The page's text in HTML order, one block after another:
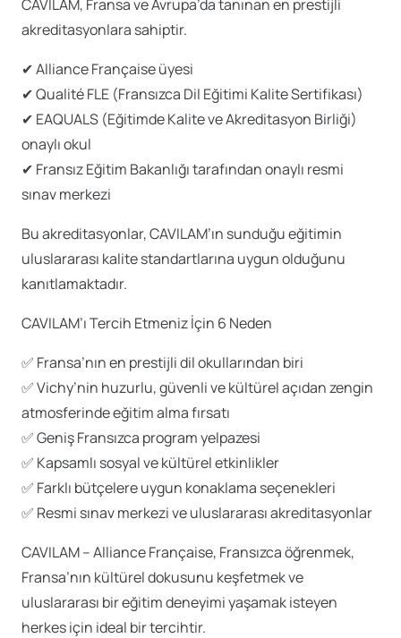
CAVILAM, Fransa ve Avrupa’da tanınan en prestijli
akreditasyonlara sahiptir.
✔ Alliance Française üyesi
✔ Qualité FLE (Fransızca Dil Eğitimi Kalite Sertifikası)
✔ EAQUALS (Eğitimde Kalite ve Akreditasyon Birliği)
onaylı okul
✔ Fransız Eğitim Bakanlığı tarafından onaylı resmi
sınav merkezi
Bu akreditasyonlar, CAVILAM’ın sunduğu eğitimin
uluslararası kalite standartlarına uygun olduğunu
kanıtlamaktadır.
CAVILAM’ı Tercih Etmeniz İçin 6 Neden
✅ Fransa’nın en prestijli dil okullarından biri
✅ Vichy’nin huzurlu, güvenli ve kültürel açıdan zengin
atmosferinde eğitim alma fırsatı
✅ Geniş Fransızca program yelpazesi
✅ Kapsamlı sosyal ve kültürel etkinlikler
✅ Farklı bütçelere uygun konaklama seçenekleri
✅ Resmi sınav merkezi ve uluslararası akreditasyonlar
CAVILAM – Alliance Française, Fransızca öğrenmek,
Fransa’nın kültürel dokusunu keşfetmek ve
uluslararası bir eğitim deneyimi yaşamak isteyen
herkes için ideal bir tercihtir.